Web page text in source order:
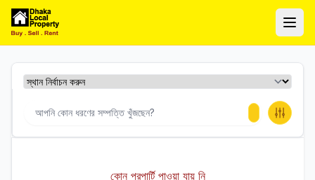
ঢাকা লোকাল প্রপার্টি
কোন প্রপার্টি পাওয়া যায় নি